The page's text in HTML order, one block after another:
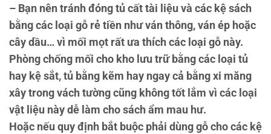
– Bạn nên tránh đóng tủ cất tài liệu và các kệ sách
bằng các loại gỗ rẻ tiền như ván thông, ván ép hoặc
cây dầu… vì mối mọt rất ưa thích các loại gỗ này.
Phòng chống mối cho kho lưu trữ bằng các loại tủ
hay kệ sắt, tủ bằng kẽm hay ngay cả bằng xi măng
xây trong vách tường cũng không tốt lắm vì các loại
vật liệu này dễ làm cho sách ẩm mau hư.
Hoặc nếu quy định bắt buộc phải dùng gỗ cho các kệ